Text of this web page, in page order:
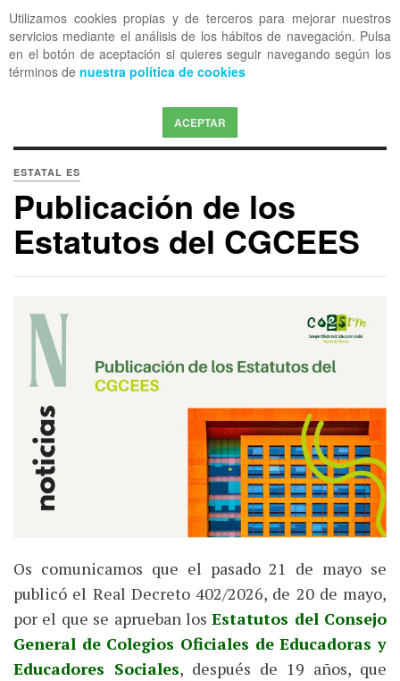
Utilizamos cookies propias y de terceros para mejorar nuestros
servicios mediante el análisis de los hábitos de navegación. Pulsa
en el botón de aceptación si quieres seguir navegando según los
términos de nuestra política de cookies
ACEPTAR
OFF CANVAS
ESTATAL ES
Publicación de los
Estatutos del CGCEES
Os comunicamos que el pasado 21 de mayo se
publicó el Real Decreto 402/2026, de 20 de mayo,
por el que se aprueban losEstatutos del Consejo
General de Colegios Oficiales de Educadoras y
Educadores Sociales, después de 19 años, que